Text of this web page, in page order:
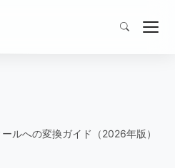
ルへの変換ガイド（2026年版）